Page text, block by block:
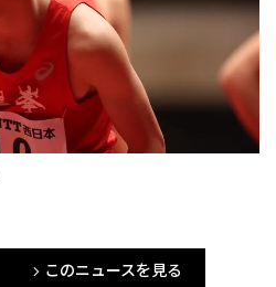
arrow_forward_ios このニュースを見る